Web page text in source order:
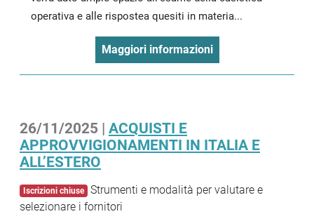
operativa e alle rispostea quesiti in materia...
Maggiori informazioni
26/11/2025 | ACQUISTI E
APPROVVIGIONAMENTI IN ITALIA E
ALL’ESTERO
Iscrizioni chiuse Strumenti e modalità per valutare e
selezionare i fornitori